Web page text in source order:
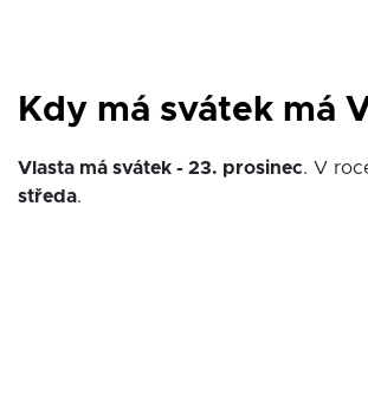
Kdy má svátek má
Vlasta má svátek - 23. prosinec. V
středa.